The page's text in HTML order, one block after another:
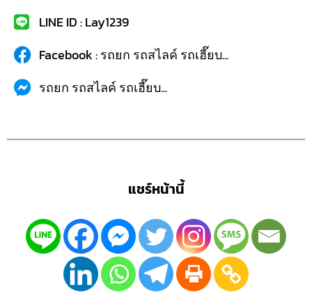
LINE ID : Lay1239
Facebook : รถยก รถสไลค์ รถเฮี๊ยบ...
รถยก รถสไลค์ รถเฮี๊ยบ...
แชร์หน้านี้